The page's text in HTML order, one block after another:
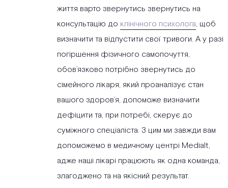
життя варто звернутись звернутись на
консультацію до клінічного психолога, щоб
визначити та відпустити свої тривоги. А у разі
погіршення фізичного самопочуття,
обов’язково потрібно звернутись до
сімейного лікаря, який проаналізує стан
вашого здоров’я, допоможе визначити
дефіцити та, при потребі, скерує до
суміжного спеціаліста. З цим ми завжди вам
допоможемо в медичному центрі Medialt,
адже наші лікарі працюють як одна команда,
злагоджено та на якісний результат.